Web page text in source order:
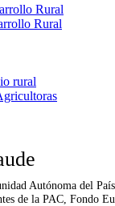
Rural
Rural
rural
Autónoma del
de la PAC, Fondo